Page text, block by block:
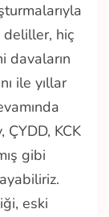
hiç
davaların
ile yıllar
KCK
gibi
eski